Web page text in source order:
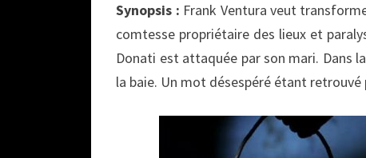
Synopsis : Frank Ventura veut
comtesse propriétaire des lieux et
Donati est attaquée par son mari. Dans
la baie. Un mot désespéré étant